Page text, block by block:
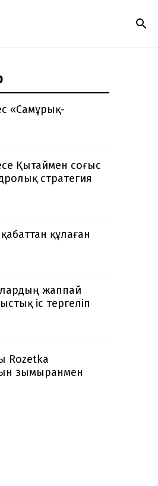
«Самұрық-
Қытаймен соғыс
стратегия
құлаған
жаппай
іс тергеліп
Rozetka
зымыранмен